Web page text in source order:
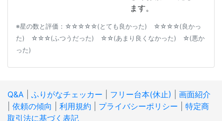
ます。
※星の数と評価：☆☆☆☆☆(とても良かった) ☆☆☆☆(良かっ
た) ☆☆☆(ふつうだった) ☆☆(あまり良くなかった) ☆(悪か
った)
Q&A ふりがなチェッカー フリー台本(休止)
画面紹介
依頼の傾向 利用規約 プライバシーポリシー
特定商
取引法に基づく表記